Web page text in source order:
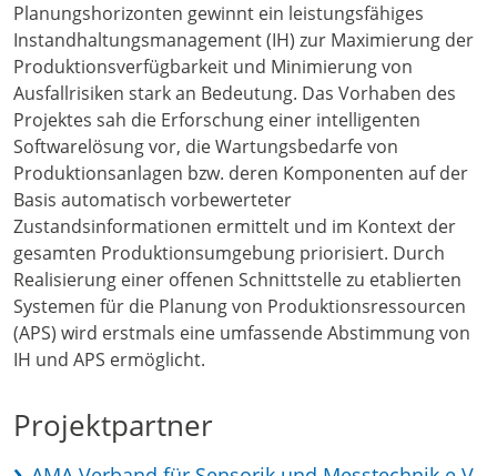
Planungshorizonten gewinnt ein leistungsfähiges
Instandhaltungsmanagement (IH) zur Maximierung der
Produktionsverfügbarkeit und Minimierung von
Ausfallrisiken stark an Bedeutung. Das Vorhaben des
Projektes sah die Erforschung einer intelligenten
Softwarelösung vor, die Wartungsbedarfe von
Produktionsanlagen bzw. deren Komponenten auf der
Basis automatisch vorbewerteter
Zustandsinformationen ermittelt und im Kontext der
gesamten Produktionsumgebung priorisiert. Durch
Realisierung einer offenen Schnittstelle zu etablierten
Systemen für die Planung von Produktionsressourcen
(APS) wird erstmals eine umfassende Abstimmung von
IH und APS ermöglicht.
Projektpartner